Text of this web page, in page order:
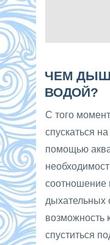
ЧЕМ
ВОДОЙ?
С того
спускаться
помощью
соотношение
дыхательных
возможность
спуститься